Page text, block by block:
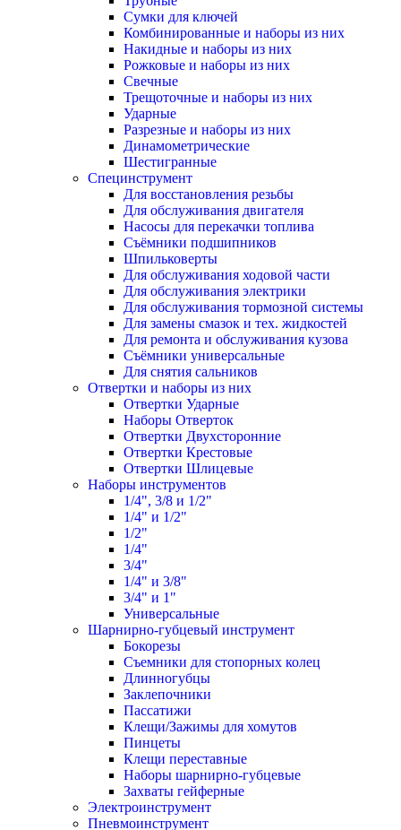
Сумки для ключей
Комбинированные и наборы из них
Накидные и наборы из них
Рожковые и наборы из них
Свечные
Трещоточные и наборы из них
Ударные
Разрезные и наборы из них
Динамометрические
Шестигранные
Специнструмент
Для восстановления резьбы
Для обслуживания двигателя
Насосы для перекачки топлива
Съёмники подшипников
Шпильковерты
Для обслуживания ходовой части
Для обслуживания электрики
Для обслуживания тормозной системы
Для замены смазок и тех. жидкостей
Для ремонта и обслуживания кузова
Съёмники универсальные
Для снятия сальников
Отвертки и наборы из них
Отвертки Ударные
Наборы Отверток
Отвертки Двухсторонние
Отвертки Крестовые
Отвертки Шлицевые
Наборы инструментов
1/4", 3/8 и 1/2"
1/4" и 1/2"
1/2"
1/4"
3/4"
1/4" и 3/8"
3/4" и 1"
Универсальные
Шарнирно-губцевый инструмент
Бокорезы
Съемники для стопорных колец
Длинногубцы
Заклепочники
Пассатижи
Клещи/Зажимы для хомутов
Пинцеты
Клещи переставные
Наборы шарнирно-губцевые
Захваты гейферные
Электроинструмент
Пневмоинструмент